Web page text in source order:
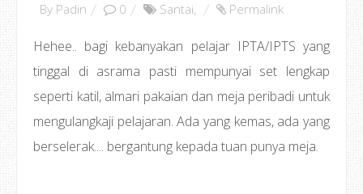
By Padin 0 Santai, Permalink
Hehee.. bagi kebanyakan pelajar IPTA/IPTS yang
tinggal di asrama pasti mempunyai set lengkap
seperti katil, almari pakaian dan meja peribadi untuk
mengulangkaji pelajaran. Ada yang kemas, ada yang
berselerak.... bergantung kepada tuan punya meja.